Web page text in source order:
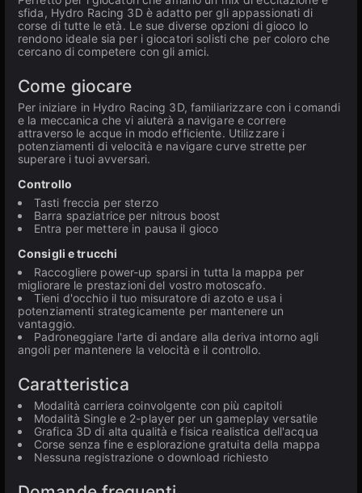
sfida, Hydro Racing 3D è adatto per gli appassionati di
corse di tutte le età. Le sue diverse opzioni di gioco lo
rendono ideale sia per i giocatori solisti che per coloro che
cercano di competere con gli amici.
Come giocare
Per iniziare in Hydro Racing 3D, familiarizzare con i comandi
e la meccanica che vi aiuterà a navigare e correre
attraverso le acque in modo efficiente. Utilizzare i
potenziamenti di velocità e navigare curve strette per
superare i tuoi avversari.
Controllo
Tasti freccia per sterzo
Barra spaziatrice per nitrous boost
Entra per mettere in pausa il gioco
Consigli e trucchi
Raccogliere power-up sparsi in tutta la mappa per
migliorare le prestazioni del vostro motoscafo.
Tieni d'occhio il tuo misuratore di azoto e usa i
potenziamenti strategicamente per mantenere un
vantaggio.
Padroneggiare l'arte di andare alla deriva intorno agli
angoli per mantenere la velocità e il controllo.
Caratteristica
Modalità carriera coinvolgente con più capitoli
Modalità Single e 2-player per un gameplay versatile
Grafica 3D di alta qualità e fisica realistica dell'acqua
Corse senza fine e esplorazione gratuita della mappa
Nessuna registrazione o download richiesto